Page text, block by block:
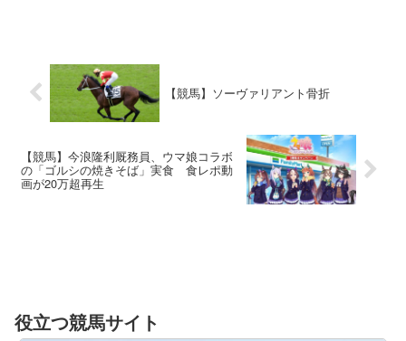
【競馬】ソーヴァリアント骨折
【競馬】今浪隆利厩務員、ウマ娘コラボ
の「ゴルシの焼きそば」実食 食レポ動
画が20万超再生
役立つ競馬サイト